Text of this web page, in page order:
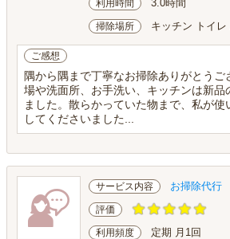
利用時間 3.0時間
掃除場所 キッチン トイ
ご感想
隅から隅まで丁寧なお掃除ありがとうご
場や洗面所、お手洗い、キッチンは新品
ました。散らかっていた物まで、私が
してくださいました...
サービス内容 お掃除代行
評価
利用頻度 定期 月1回